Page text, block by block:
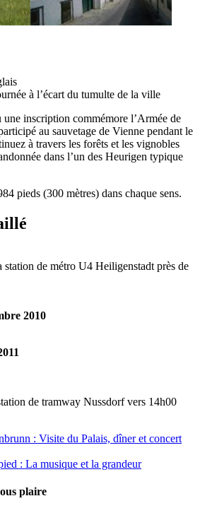
à l’écart du tumulte de la ville
inscription commémore l’Armée de
au sauvetage de Vienne pendant le
à travers les forêts et les vignobles
dans l’un des Heurigen typique
pieds (300 mètres) dans chaque sens.
station de métro U4 Heiligenstadt près de
2010
de tramway Nussdorf vers 14h00
: Visite du Palais, dîner et concert
: La musique et la grandeur
plaire